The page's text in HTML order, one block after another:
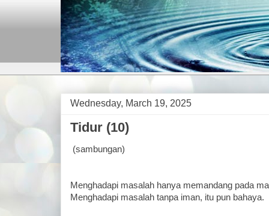
Wednesday, March 19, 2025
Tidur (10)
(sambungan)
Menghadapi masalah hanya memandang pada
Menghadapi masalah tanpa iman, itu pun bahaya.